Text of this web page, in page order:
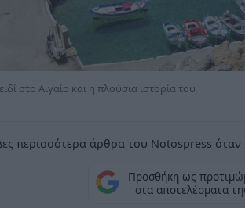
στο Αιγαίο και η πλούσια ιστορία του
περισσότερα άρθρα του Notospress όταν
Προσθήκη ως
στα αποτελέσματα